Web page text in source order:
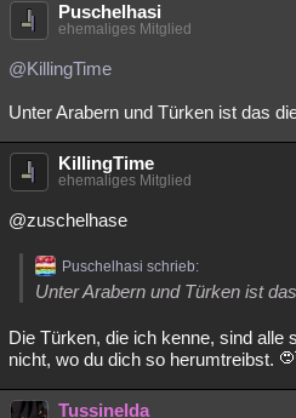
Puschelhasi
ehemaliges Mitglied
@KillingTime
Unter Arabern und Türken ist das
KillingTime
ehemaliges Mitglied
@zuschelhase
Puschelhasi schrieb:
Unter Arabern und Türken ist
Die Türken, die ich kenne, sind alle
nicht, wo du dich so herumtreibst.
Tussinelda